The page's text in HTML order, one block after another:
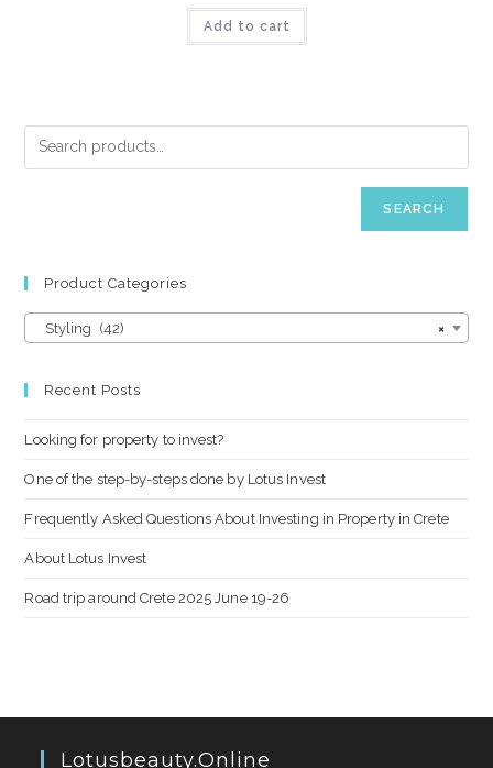
Add to cart
SEARCH
Product Categories
×
Styling (42)
Recent Posts
Looking for property to invest?
One of the step-by-steps done by Lotus Invest
Frequently Asked Questions About Investing in Property in Crete
About Lotus Invest
Road trip around Crete 2025 June 19-26
Lotusbeauty.online